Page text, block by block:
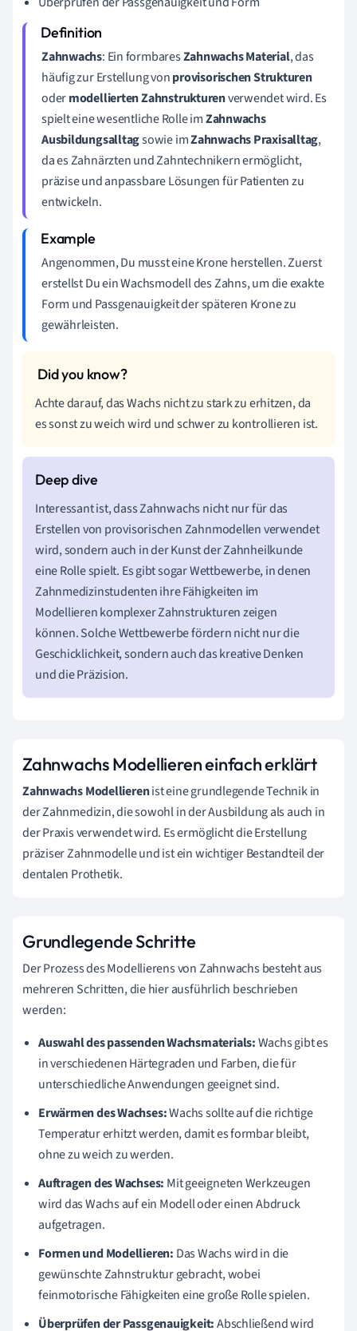
Zahnwachs: Ein formbaresZahnwachs Material, das
häufig zur Erstellung vonprovisorischen Strukturen
odermodellierten Zahnstrukturenverwendet wird. Es
spielt eine wesentliche Rolle imZahnwachs
Ausbildungsalltagsowie imZahnwachs Praxisalltag,
da es Zahnärzten und Zahntechnikern ermöglicht,
präzise und anpassbare Lösungen für Patienten zu
entwickeln.
Angenommen, Du musst eine Krone herstellen. Zuerst
erstellst Du ein Wachsmodell des Zahns, um die exakte
Form und Passgenauigkeit der späteren Krone zu
gewährleisten.
Achte darauf, das Wachs nicht zu stark zu erhitzen, da
es sonst zu weich wird und schwer zu kontrollieren ist.
Interessant ist, dass Zahnwachs nicht nur für das
Erstellen von provisorischen Zahnmodellen verwendet
wird, sondern auch in der Kunst der Zahnheilkunde
eine Rolle spielt. Es gibt sogar Wettbewerbe, in denen
Zahnmedizinstudenten ihre Fähigkeiten im
Modellieren komplexer Zahnstrukturen zeigen
können. Solche Wettbewerbe fördern nicht nur die
Geschicklichkeit, sondern auch das kreative Denken
und die Präzision.
Zahnwachs Modellieren einfach erklärt
Zahnwachs Modellierenist eine grundlegende Technik in
der Zahnmedizin, die sowohl in der Ausbildung als auch in
der Praxis verwendet wird. Es ermöglicht die Erstellung
präziser Zahnmodelle und ist ein wichtiger Bestandteil der
dentalen Prothetik.
Grundlegende Schritte
Der Prozess des Modellierens von Zahnwachs besteht aus
mehreren Schritten, die hier ausführlich beschrieben
werden:
Auswahl des passenden Wachsmaterials:Wachs gibt es
in verschiedenen Härtegraden und Farben, die für
unterschiedliche Anwendungen geeignet sind.
Erwärmen des Wachses:Wachs sollte auf die richtige
Temperatur erhitzt werden, damit es formbar bleibt,
ohne zu weich zu werden.
Auftragen des Wachses: Mit geeigneten Werkzeugen
wird das Wachs auf ein Modell oder einen Abdruck
aufgetragen.
Formen und Modellieren: Das Wachs wird in die
gewünschte Zahnstruktur gebracht, wobei
feinmotorische Fähigkeiten eine große Rolle spielen.
Überprüfen der Passgenauigkeit:Abschließend wird